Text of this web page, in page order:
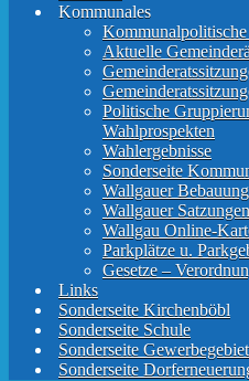
Kommunales
Aktuelle
Politische
Wahlprospekten
Wahlergebnisse
Sonderseite
Wallgauer
Wallgauer
Wallgau Online-
Parkplätze u.
Gesetze –
Links
Sonderseite Kirchenböbl
Sonderseite Schule
Sonderseite Gewerbegebiet
Sonderseite